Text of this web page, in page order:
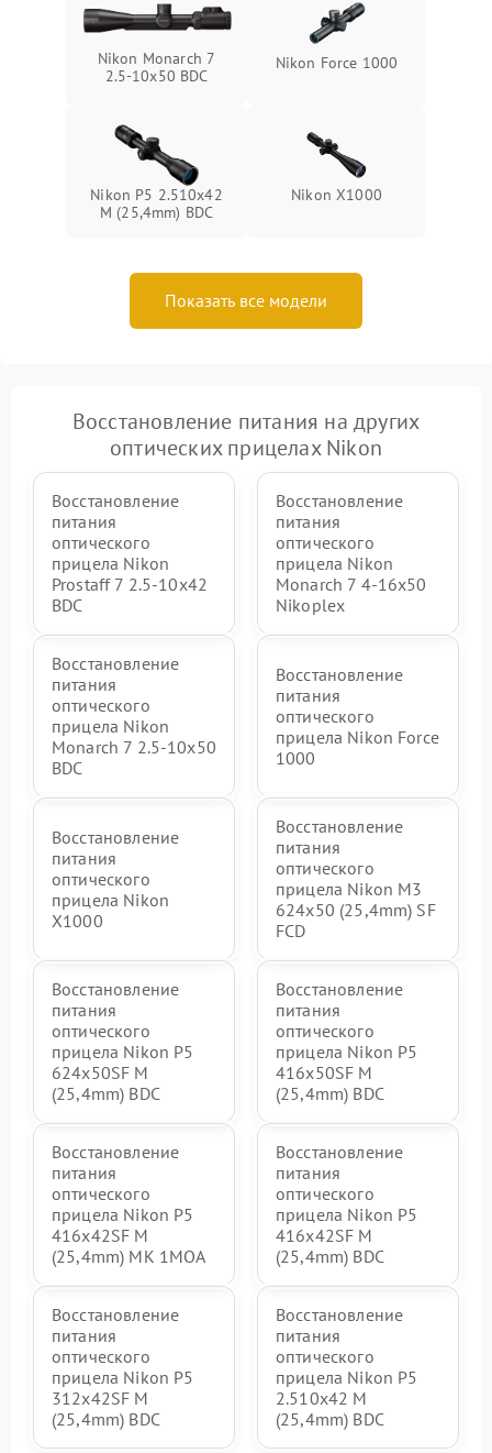
Nikon Monarch 7
2.5-10x50 BDC
Nikon Force 1000
Nikon P5 2.510x42
M (25,4mm) BDC
Nikon X1000
Показать все модели
Восстановление питания на других
оптических прицелах Nikon
Восстановление
питания
оптического
прицела Nikon
Prostaff 7 2.5-10x42
BDC
Восстановление
питания
оптического
прицела Nikon
Monarch 7 4-16x50
Nikoplex
Восстановление
питания
оптического
прицела Nikon
Monarch 7 2.5-10x50
BDC
Восстановление
питания
оптического
прицела Nikon Force
1000
Восстановление
питания
оптического
прицела Nikon
X1000
Восстановление
питания
оптического
прицела Nikon M3
624x50 (25,4mm) SF
FCD
Восстановление
питания
оптического
прицела Nikon P5
624x50SF M
(25,4mm) BDC
Восстановление
питания
оптического
прицела Nikon P5
416x50SF M
(25,4mm) BDC
Восстановление
питания
оптического
прицела Nikon P5
416x42SF M
(25,4mm) MK 1MOA
Восстановление
питания
оптического
прицела Nikon P5
416x42SF M
(25,4mm) BDC
Восстановление
питания
оптического
прицела Nikon P5
312x42SF M
(25,4mm) BDC
Восстановление
питания
оптического
прицела Nikon P5
2.510x42 M
(25,4mm) BDC